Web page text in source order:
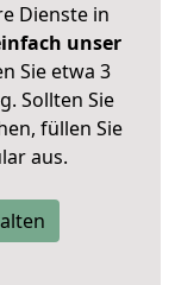
Dienste in
unser
Sie etwa 3
Sollten Sie
füllen Sie
aus.